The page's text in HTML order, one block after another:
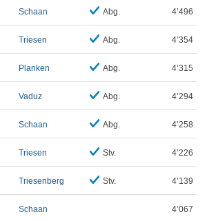
Schaan Abg. 4’496
Triesen Abg. 4’354
Planken Abg. 4’315
Vaduz Abg. 4’294
Schaan Abg. 4’258
Triesen Stv. 4’226
Triesenberg Stv. 4’139
Schaan 4’067